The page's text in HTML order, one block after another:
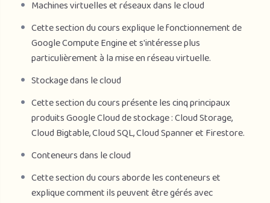
Machines virtuelles et réseaux dans le cloud
Cette section du cours explique le fonctionnement de
Google Compute Engine et s'intéresse plus
particulièrement à la mise en réseau virtuelle.
Stockage dans le cloud
Cette section du cours présente les cinq principaux
produits Google Cloud de stockage : Cloud Storage,
Cloud Bigtable, Cloud SQL, Cloud Spanner et Firestore.
Conteneurs dans le cloud
Cette section du cours aborde les conteneurs et
explique comment ils peuvent être gérés avec